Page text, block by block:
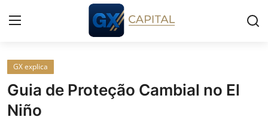
Entrar
Início
GX explica
Guia de Proteção Cambial no El
Niño